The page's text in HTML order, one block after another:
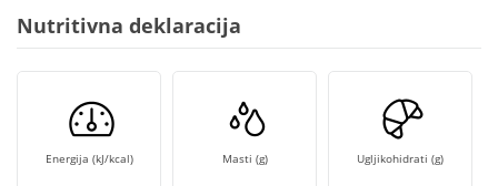
Nutritivna deklaracija
Energija (kJ/kcal) Masti (g) Ugljikohidrati (g)